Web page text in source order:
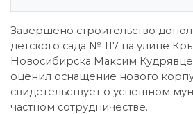
Завершено строительство
детского сада № 117 на улице
Новосибирска Максим
оценил оснащение нового
свидетельствует о успешном
частном сотрудничестве.